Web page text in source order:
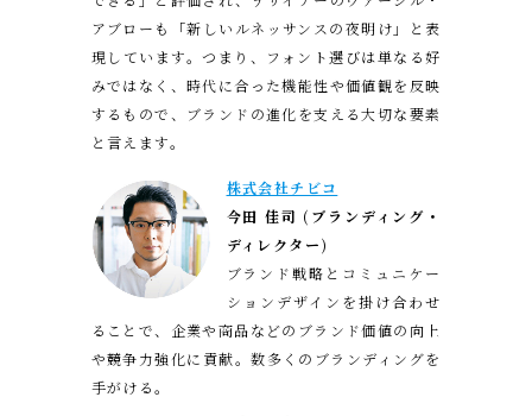
アブローも「新しいルネッサンスの夜明け」と表
現しています。つまり、フォント選びは単なる好
みではなく、時代に合った機能性や価値観を反映
するもので、ブランドの進化を支える大切な要素
と言えます。
株式会社チビコ
今田 佳司 (ブランディング・
ディレクター)
ブランド戦略とコミュニケー
ションデザインを掛け合わせ
ることで、企業や商品などのブランド価値の向上
や競争力強化に貢献。数多くのブランディングを
手がける。